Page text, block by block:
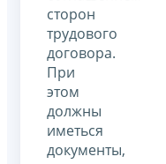
сторон
трудового
договора.
При
этом
должны
иметься
документы,